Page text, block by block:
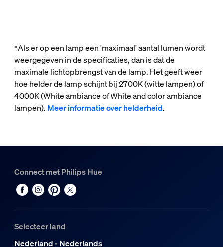
*Als er op een lamp een 'maximaal' aantal lumen wordt
weergegeven in de specificaties, dan is dat de
maximale lichtopbrengst van de lamp. Het geeft weer
hoe helder de lamp schijnt bij 2700K (witte lampen) of
4000K (White ambiance of White and color ambiance
lampen). Meer informatie over helderheid.
Connect met Philips Hue
Selecteer land
Nederland - Nederlands